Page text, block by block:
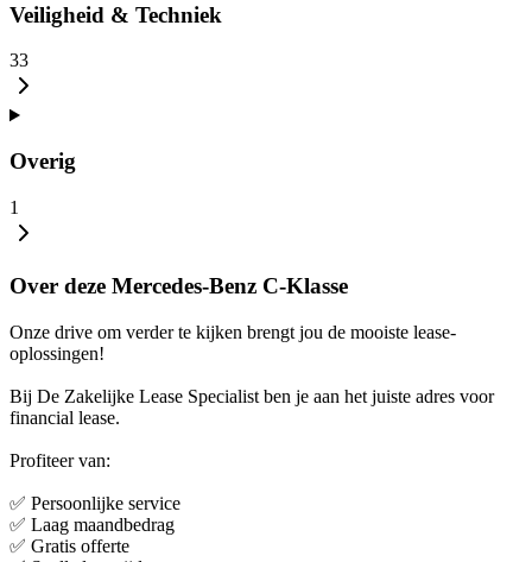
Veiligheid & Techniek
33
Overig
1
Over deze Mercedes-Benz C-Klasse
Onze drive om verder te kijken brengt jou de mooiste lease-
oplossingen!
Bij De Zakelijke Lease Specialist ben je aan het juiste adres voor
financial lease.
Profiteer van:
✅ Persoonlijke service
✅ Laag maandbedrag
✅ Gratis offerte